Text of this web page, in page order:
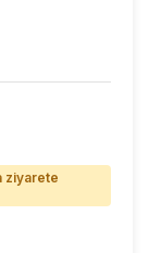
ziyarete